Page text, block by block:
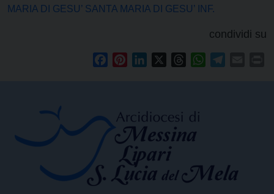
MARIA DI GESU’ SANTA MARIA DI GESU’ INF.
condividi su
FacebookPinterestLinkedIn ThreadsWhatsApp